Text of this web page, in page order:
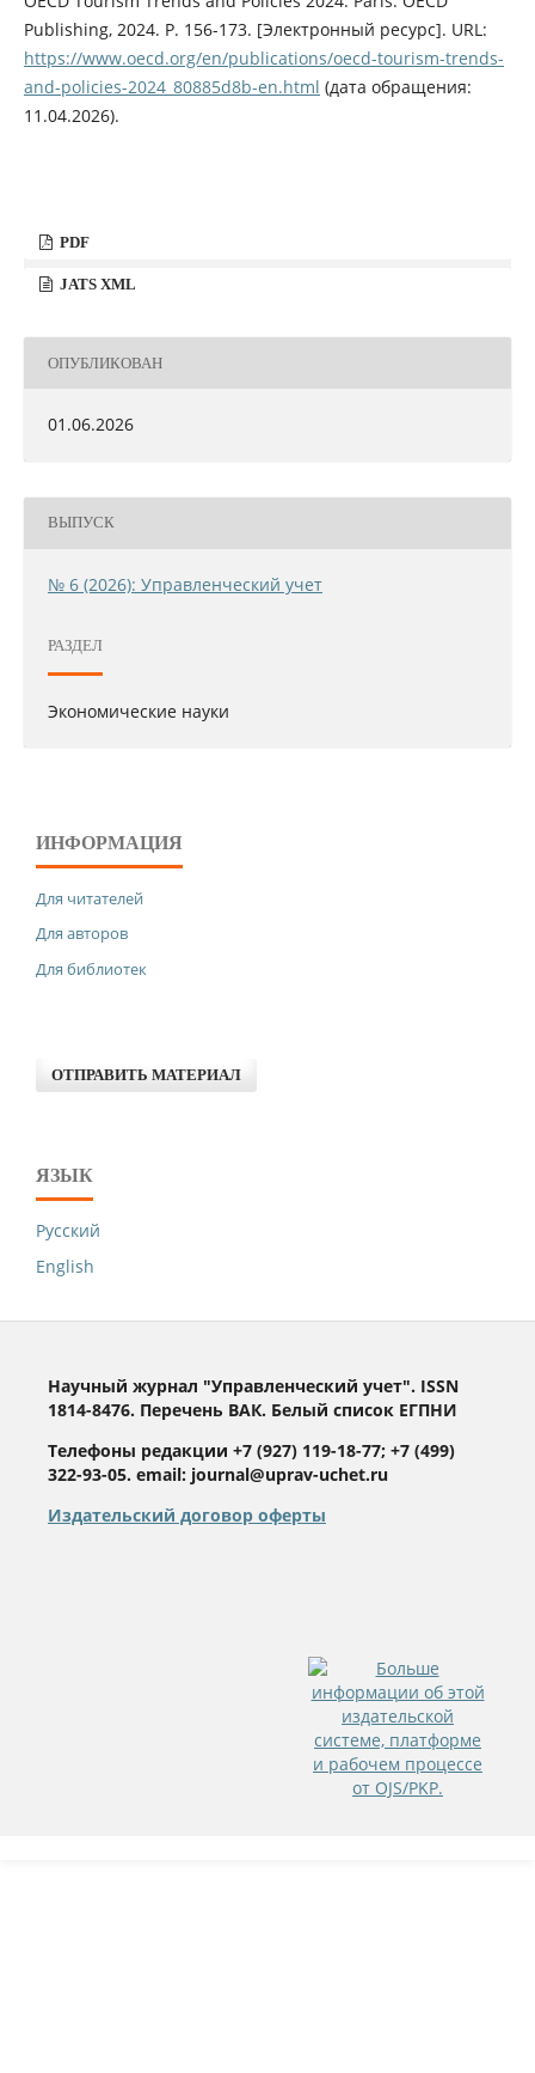
Publishing, 2024. P. 156-173. [Электронный ресурс]. URL:
https://www.oecd.org/en/publications/oecd-tourism-trends-
and-policies-2024_80885d8b-en.html (дата обращения:
11.04.2026).
PDF
JATS XML
ОПУБЛИКОВАН
01.06.2026
ВЫПУСК
№ 6 (2026): Управленческий учет
РАЗДЕЛ
Экономические науки
ИНФОРМАЦИЯ
Для читателей
Для авторов
Для библиотек
ОТПРАВИТЬ МАТЕРИАЛ
ЯЗЫК
Русский
English
Научный журнал "Управленческий учет". ISSN
1814-8476. Перечень ВАК. Белый список ЕГПНИ
Телефоны редакции +7 (927) 119-18-77; +7 (499)
322-93-05. email: journal@uprav-uchet.ru
Издательский договор оферты